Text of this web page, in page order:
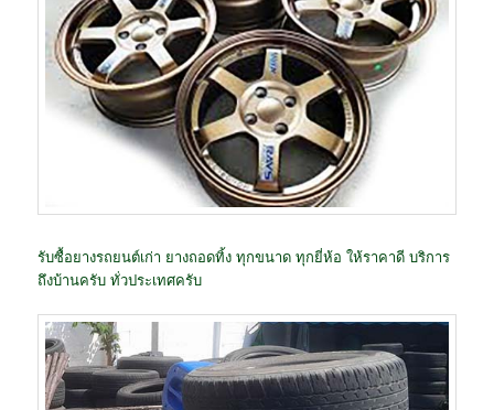
รับซื้อยางรถยนต์เก่า ยางถอดทิ้ง ทุกขนาด ทุกยี่ห้อ ให้ราคาดี บริการ
ถึงบ้านครับ ทั่วประเทศครับ